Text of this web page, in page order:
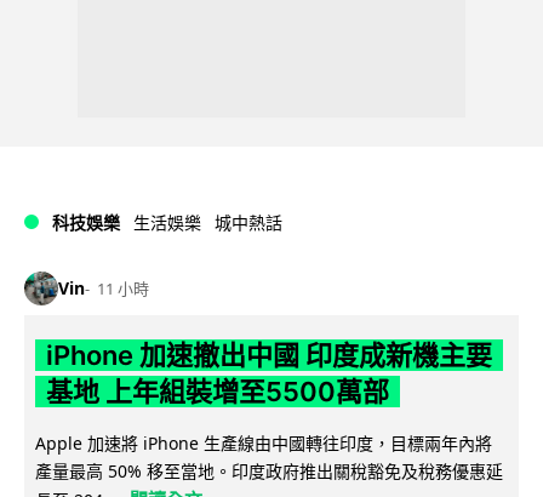
科技娛樂 生活娛樂 城中熱話
Vin 11 小時
iPhone 加速撤出中國 印度成新機主要
基地 上年組裝增至5500萬部
Apple 加速將 iPhone 生產線由中國轉往印度，目標兩年內將
產量最高 50% 移至當地。印度政府推出關稅豁免及稅務優惠延